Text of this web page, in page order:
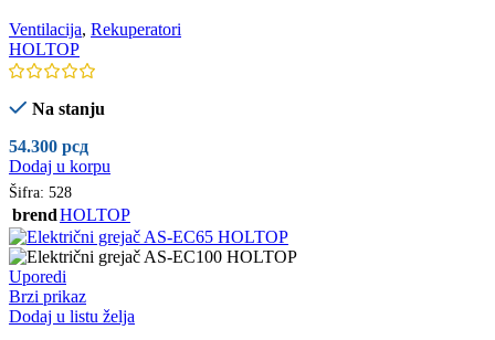
Ventilacija, Rekuperatori
HOLTOP
Na stanju
54.300 рсд
Dodaj u korpu
Šifra: 528
brendHOLTOP
Uporedi
Brzi prikaz
Dodaj u listu želja